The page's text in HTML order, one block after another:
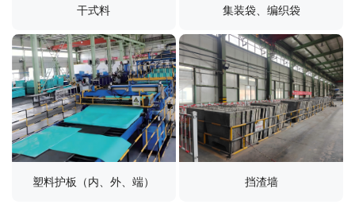
干式料 集装袋、编织袋
塑料护板（内、外、端） 挡渣墙